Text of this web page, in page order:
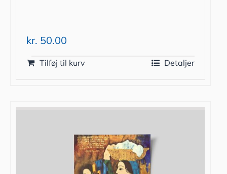
kr. 50.00
Tilføj til kurv Detaljer